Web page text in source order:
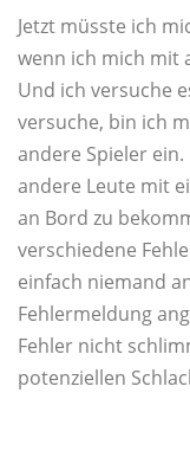
Jetzt müsste ich
wenn ich mich mit
Und ich versuche
versuche, bin ich
andere Spieler
andere Leute mit
an Bord zu
verschiedene
einfach niemand
Fehlermeldung
Fehler nicht
potenziellen